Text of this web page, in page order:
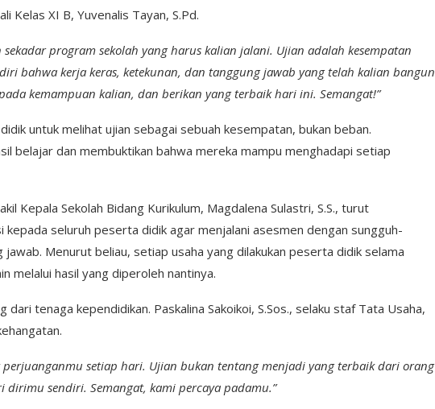
Kelas XI B, Yuvenalis Tayan, S.Pd.
program sekolah yang harus kalian jalani. Ujian adalah kesempatan
bahwa kerja keras, ketekunan, dan tanggung jawab yang telah kalian bangun
kemampuan kalian, dan berikan yang terbaik hari ini. Semangat!”
untuk melihat ujian sebagai sebuah kesempatan, bukan beban.
belajar dan membuktikan bahwa mereka mampu menghadapi setiap
Kepala Sekolah Bidang Kurikulum, Magdalena Sulastri, S.S., turut
kepada seluruh peserta didik agar menjalani asesmen dengan sungguh-
Menurut beliau, setiap usaha yang dilakukan peserta didik selama
melalui hasil yang diperoleh nantinya.
dari tenaga kependidikan. Paskalina Sakoikoi, S.Sos., selaku staf Tata Usaha,
perjuanganmu setiap hari. Ujian bukan tentang menjadi yang terbaik dari orang
sendiri. Semangat, kami percaya padamu.”